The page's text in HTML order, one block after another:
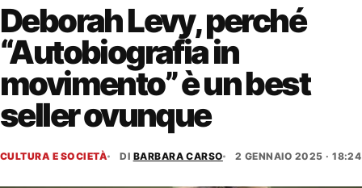
Deborah Levy, perché
“Autobiografia in
movimento” è un best
seller ovunque
CULTURA E SOCIETÀ DI BARBARA CARSO 2 GENNAIO 2025 · 18:24